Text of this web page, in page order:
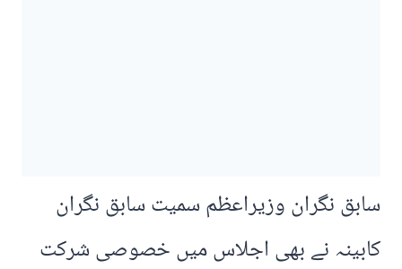
سابق نگران وزیراعظم سمیت سابق نگران
کابینہ نے بھی اجلاس میں خصوصی شرکت